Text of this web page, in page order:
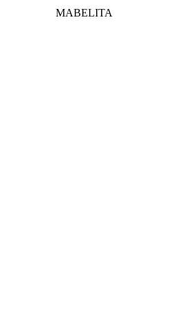
MABELITA